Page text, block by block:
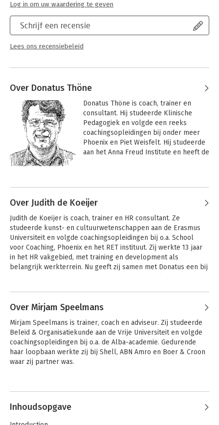
Schrijf een recensie
Lees ons recensiebeleid
Log in om uw waardering te geven
Over Donatus Thöne
Donatus Thöne is coach, trainer en
consultant. Hij studeerde Klinische
Pedagogiek en volgde een reeks
coachingsopleidingen bij onder meer
Phoenix en Piet Weisfelt. Hij studeerde
aan het Anna Freud Institute en heeft de
Hij werkte bij Philips, Berenschot en bij
partner was.
Hij coacht nu zowel individuen als
teams binnen organisaties en geeft een
aantal trainingen, waaronder
Persoonlijke Effectiviteit en interne
'Coach de Coach'-trainingen. Ook
in Utrecht en mede-auteur van het
boek 'Sprookjes voor managers, het
voor- en doorleesboek over leren'.
Leiderschap in
Over Judith de Koeijer
Judith de Koeijer is coach, trainer en HR consultant. Ze
studeerde kunst- en cultuurwetenschappen aan de Erasmus
Universiteit en volgde coachingsopleidingen bij o.a. School
voor Coaching, Phoenix en het RET instituut. Zij werkte 13 jaar
in het HR vakgebied, met training en development als
belangrijk werkterrein. Nu geeft zij samen met Donatus een bij
Samen met onder meer Mirjam en Donatus organiseert zij het
van talentontwikkeling, coacht zij individuen en teams en
adviseert zij bedrijven in het structureren van HR processen en
development- en change trajecten.
Koeijer
Over Mirjam Speelmans
Mirjam Speelmans is trainer, coach en adviseur. Zij studeerde
Beleid & Organisatiekunde aan de Vrije Universiteit en volgde
coachingsopleidingen bij o.a. de Alba-academie. Gedurende
haar loopbaan werkte zij bij Shell, ABN Amro en Boer & Croon
waar zij partner was.
vraagstukken, projectmanagement en verandertrajecten. Ook
Management. Nu werkt zij als zelfstandig coach, trainer en
adviseur en richt zich op leiderschapsontwikkeling en
Andere boeken door Mirjam
Speelmans
Inhoudsopgave